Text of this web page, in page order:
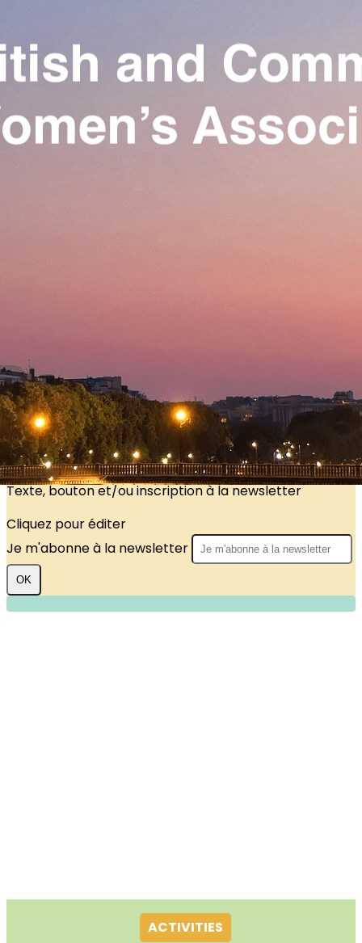
Exporter uniquement les colonnes affichées
Ajoutez un logo, un bouton, des réseaux sociaux
Our Association
Activities
Join us
?>
Images de la page d'accueil
Cliquez pour éditer
Texte, bouton et/ou inscription à la newsletter
Cliquez pour éditer
Je m'abonne à la newsletter
OK
ACTIVITIES